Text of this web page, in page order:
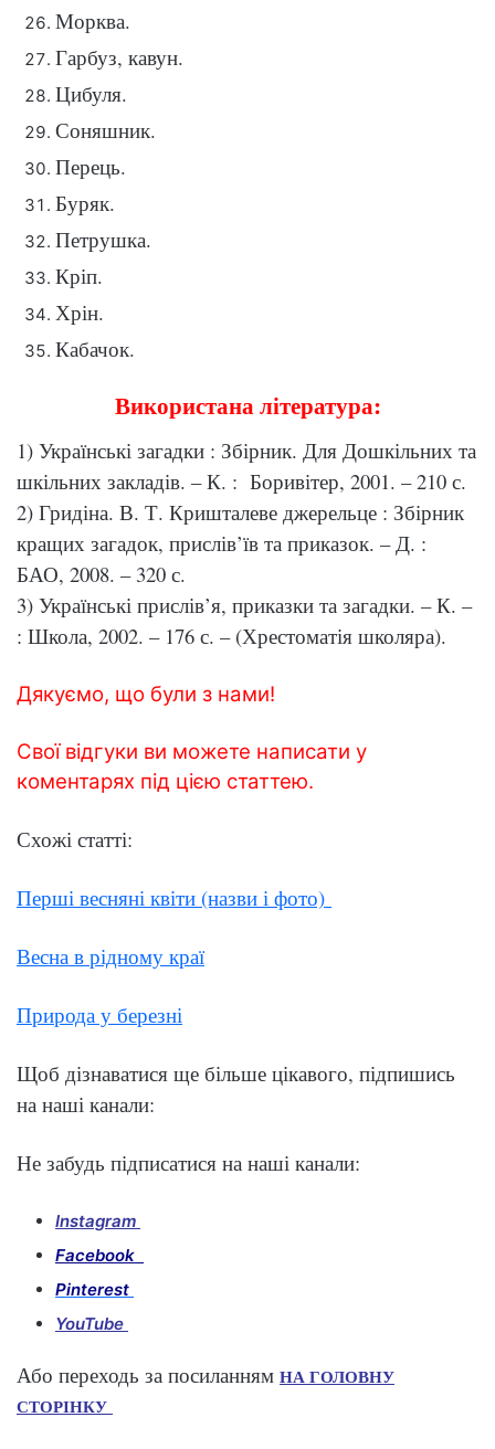
Морква.
Гарбуз, кавун.
Цибуля.
Соняшник.
Перець.
Буряк.
Петрушка.
Кріп.
Хрін.
Кабачок.
Використана література:
1) Українські загадки : Збірник. Для Дошкільних та
шкільних закладів. – К. : Боривітер, 2001. – 210 с.
2) Гридіна. В. Т. Кришталеве джерельце : Збірник
кращих загадок, прислів’їв та приказок. – Д. :
БАО, 2008. – 320 с.
3) Українські прислів’я, приказки та загадки. – К. –
: Школа, 2002. – 176 с. – (Хрестоматія школяра).
Дякуємо, що були з нами!
Свої відгуки ви можете написати у
коментарях під цією статтею.
Схожі статті:
Перші весняні квіти (назви і фото)
Весна в рідному краї
Природа у березні
Щоб дізнаватися ще більше цікавого, підпишись
на наші канали:
Не забудь підписатися на наші канали:
Instagram
Facebook
Pinterest
YouTube
Або переходь за посиланням НА ГОЛОВНУ
СТОРІНКУ